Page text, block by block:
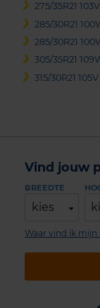
275/35R21
285/30R21
285/30R21
305/35R21
315/30R21
Vind jouw
BREEDTE
kies
Waar vind ik